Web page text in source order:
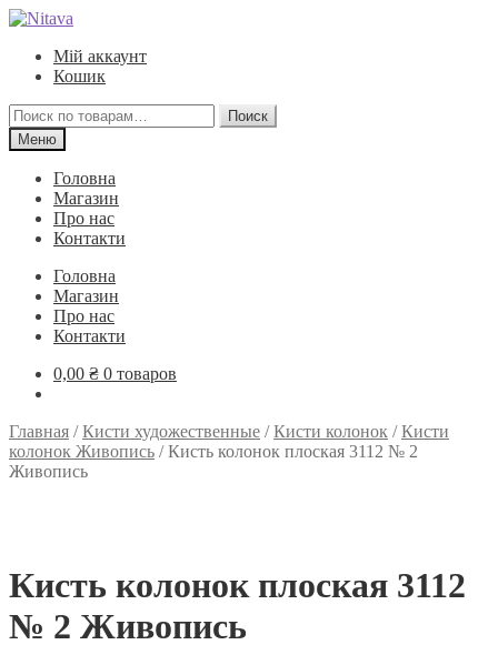
Перейти
навигации
Перейти
содержимому
Мій аккаунт
Кошик
Искать:
Поиск
Меню
Головна
Магазин
Про нас
Контакти
Головна
Магазин
Про нас
Контакти
0,00 ₴ 0 товаров
Главная /Кисти художественные /Кисти колонок /Кисти
колонок Живопись /Кисть колонок плоская 3112 № 2
Живопись
Кисть колонок плоская 3112
№ 2 Живопись